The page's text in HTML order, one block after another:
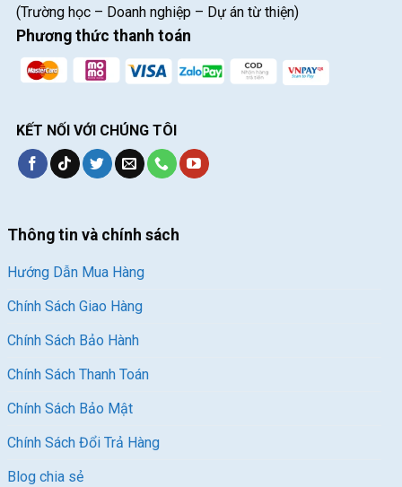
(Trường học – Doanh nghiệp – Dự án từ thiện)
Phương thức thanh toán
KẾT NỐI VỚI CHÚNG TÔI
Thông tin và chính sách
Hướng Dẫn Mua Hàng
Chính Sách Giao Hàng
Chính Sách Bảo Hành
Chính Sách Thanh Toán
Chính Sách Bảo Mật
Chính Sách Đổi Trả Hàng
Blog chia sẻ